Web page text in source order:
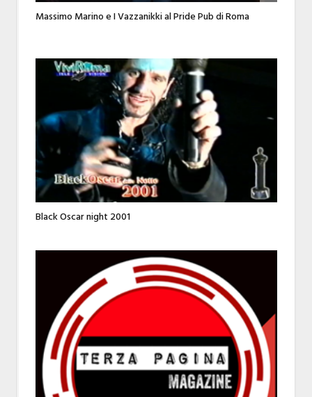
Massimo Marino e I Vazzanikki al Pride Pub di Roma
Black Oscar night 2001